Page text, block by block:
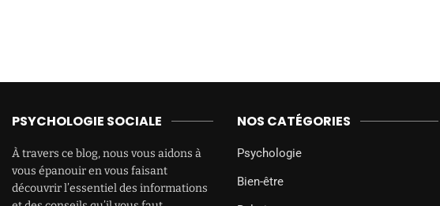
PSYCHOLOGIE SOCIALE
À travers ce blog, nous vous aidons à
vous épanouir en vous faisant
découvrir l’essentiel des informations
NOS CATÉGORIES
Psychologie
Bien-être